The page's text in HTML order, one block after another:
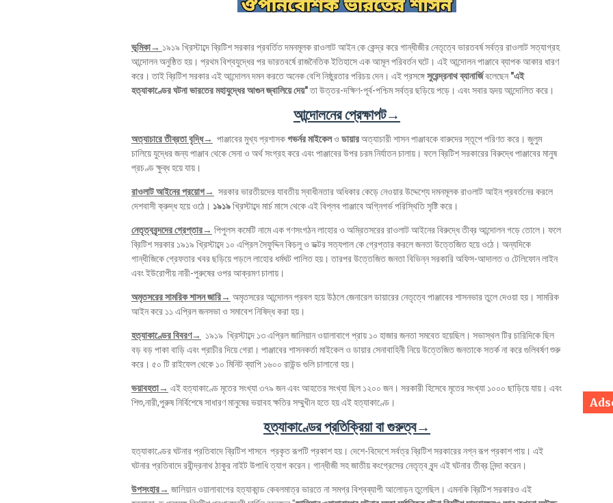
ভূমিকা→ ১৯১৯ খ্রিস্টাব্দে ব্রিটিশ সরকার প্রবর্তিত দমনমূলক রাওলাট আইন কে কেন্দ্র করে গান্ধীজীর নেতৃত্বে ভারতবর্ষ সর্বত্র রাওলাট সত্যাগ্রহ
আন্দোলন অনুষ্ঠিত হয়। প্রথম বিশ্বযুদ্ধের পর ভারতবর্ষে রাজনৈতিক ইতিহাসে এক আমূল পরিবর্তন ঘটে। এই আন্দোলন পাঞ্জাবে ব্যাপক আকার ধারণ
করে। তাই ব্রিটিশ সরকার এই আন্দোলন দমন করতে অনেক বেশি নিষ্ঠুরতার পরিচয় দেন। এই প্রসঙ্গেসুরেন্দ্রনাথ ব্যানার্জিবলেছেন"এই
হত্যাকাণ্ডের ঘটনা ভারতের মহাযুদ্ধের আগুন জ্বালিয়ে দেয়"তা উত্তর-দক্ষিণ-পূর্ব-পশ্চিম সর্বত্র ছড়িয়ে পড়ে। এবং সবার হৃদয় আন্দোলিত করে।
আন্দোলনের প্রেক্ষাপট→
অত্যাচারে তীব্রতা বৃদ্ধি→ পাঞ্জাবের মুখ্য প্রশাসকগভর্নর মাইকেলও ডায়ারঅত্যাচারী শাসন পাঞ্জাবকে বারুদের স্তূপে পরিণত করে। জুলুম
চালিয়ে যুদ্ধের জন্য পাঞ্জাব থেকে সেনা ও অর্থ সংগ্রহ করে এবং পাঞ্জাবের উপর চরম নির্যাতন চালায়। ফলে ব্রিটিশ সরকারের বিরুদ্ধে পাঞ্জাবের মানুষ
প্রচণ্ড ক্ষুব্ধ হয়ে যায়।
রাওলাট আইনের প্রয়োগ→ সরকার ভারতীয়দের যাবতীয় স্বাধীনতার অধিকার কেড়ে নেওয়ার উদ্দেশ্যে দমনমূলক রাওলাট আইন প্রবর্তনের করলে
দেশবাসী ক্রুদ্ধ হয়ে ওঠে। ১৯১৯খ্রিস্টাব্দে মার্চ মাসে থেকে এই বিপ্লব পাঞ্জাবে অগ্নিগর্ভ পরিস্থিতি সৃষ্টি করে।
নেতৃত্ববৃন্দদের গ্রেপ্তার→ পিপুলস কমেটি নামে এক গণসংগঠন লাহোর ও অম্রিতসরের রাওলাট আইনের বিরুদ্ধে তীব্র আন্দোলন গড়ে তোলে। ফলে
ব্রিটিশ সরকার ১৯১৯ খ্রিস্টাব্দে ১০ এপ্রিল সৈফুদ্দিন কিচলু ও ডক্টর সত্যপাল কে গ্রেপ্তার করলে জনতা উত্তেজিত হয়ে ওঠে। অন্যদিকে
গান্ধীজিকে গ্রেফতার খবর ছড়িয়ে পড়লে লাহোর ধর্মঘট পালিত হয়। তারপর উত্তেজিত জনতা বিভিন্ন সরকারি অফিস-আদালত ও টেলিফোন লাইন
এবং ইউরোপীয় নারী-পুরুষের ওপর আক্রমণ চালায়।
অমৃতসরের সামরিক শাসন জারি→ অমৃতসরের আন্দোলন প্রবল হয়ে উঠলে জেনারেল ডায়ারের নেতৃত্বে পাঞ্জাবের শাসনভার তুলে দেওয়া হয়। সামরিক
আইন করে ১১ এপ্রিল জনসভা ও সমাবেশ নিষিদ্ধ করা হয়।
হত্যাকাণ্ডের বিবরণ→
১৯১৯ খ্রিস্টাব্দে ১৩ এপ্রিল জালিয়ান ওয়ালাবাগে প্রায় ১০ হাজার জনতা সমবেত হয়েছিল। সভাস্থল টির চারিদিকে ছিল
বড় বড় পাকা বাড়ি এবং প্রাচীর দিয়ে গেরা। পাঞ্জাবের শাসনকর্তা মাইকেল ও ডায়ার সেনাবাহিনী নিয়ে উত্তেজিত জনতাকে সতর্ক না করে গুলিবর্ষণ শুরু
করে। ৫০ টি রাইফেল থেকে ১০ মিনিট ব্যাপি ১৬০০ রাউন্ড গুলি চালানো হয়।
ভয়াবহতা→ এই হত্যাকাণ্ডে মৃতের সংখ্যা ৩৭৯ জন এবং আহতের সংখ্যা ছিল ১২০০ জন। সরকারী হিসেবে মৃতের সংখ্যা ১০০০ ছাড়িয়ে যায়। এবং
শিশু,নারী,পুরুষ নির্বিশেষে সাধারণ মানুষের ভয়াবহ ক্ষতির সম্মুখীন হতে হয় এই হত্যাকাণ্ডে।
হত্যাকাণ্ডের প্রতিক্রিয়া বা গুরুত্ব→
হত্যাকাণ্ডের ঘটনার প্রতিবাদে ব্রিটিশ শাসনে প্রকৃত রূপটি প্রকাশ হয়। দেশে-বিদেশে সর্বত্র ব্রিটিশ সরকারের নগ্ন রূপ প্রকাশ পায়। এই
ঘটনার প্রতিবাদে রবীন্দ্রনাথ ঠাকুর নাইট উপাধি ত্যাগ করেন। গান্ধীজী সহ জাতীয় কংগ্রেসের নেতৃত্ব বৃন্দ এই ঘটনার তীব্র নিন্দা করেন।
উপসংহার→ জালিয়ান ওয়ালাবাগের হত্যাকান্ড কেবলমাত্র ভারতে না সমগ্র বিশ্বব্যাপী আলোড়ন তুলেছিল। এমনকি ব্রিটিশ সরকারও এই